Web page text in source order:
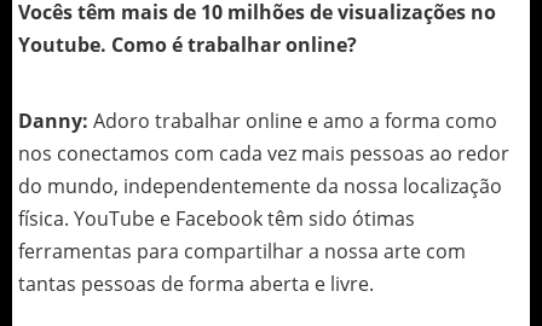
Vocês têm mais de 10 milhões de visualizações no
Youtube. Como é trabalhar online?
Danny: Adoro trabalhar online e amo a forma como
nos conectamos com cada vez mais pessoas ao redor
do mundo, independentemente da nossa localização
física. YouTube e Facebook têm sido ótimas
ferramentas para compartilhar a nossa arte com
tantas pessoas de forma aberta e livre.